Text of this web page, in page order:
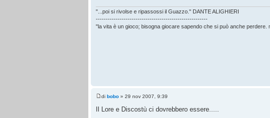
"...poi si rivolse e ripassossi il Guazzo." DANTE ALIGHIERI
--------------------------------------------------------
"la vita è un gioco; bisogna giocare sapendo che si può anche
di bobo » 29 nov 2007, 9:39
Il Lore e Discostù ci dovrebbero essere.....